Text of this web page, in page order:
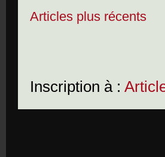
Articles plus récents
Inscription à :